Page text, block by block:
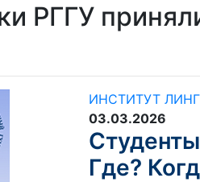
РГГУ
ИНСТИТУТ
03.03.2026
Где?